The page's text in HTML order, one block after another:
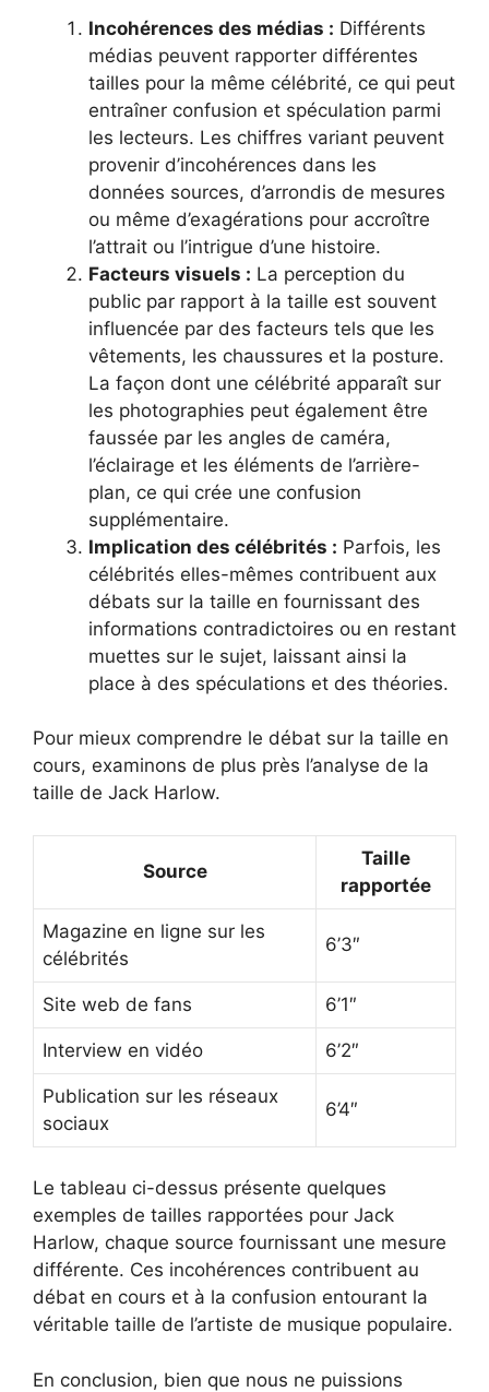
Incohérences des médias : Différents
médias peuvent rapporter différentes
tailles pour la même célébrité, ce qui peut
entraîner confusion et spéculation parmi
les lecteurs. Les chiffres variant peuvent
provenir d’incohérences dans les
données sources, d’arrondis de mesures
ou même d’exagérations pour accroître
l’attrait ou l’intrigue d’une histoire.
Facteurs visuels : La perception du
public par rapport à la taille est souvent
influencée par des facteurs tels que les
vêtements, les chaussures et la posture.
La façon dont une célébrité apparaît sur
les photographies peut également être
faussée par les angles de caméra,
l’éclairage et les éléments de l’arrière-
plan, ce qui crée une confusion
supplémentaire.
Implication des célébrités : Parfois, les
célébrités elles-mêmes contribuent aux
débats sur la taille en fournissant des
informations contradictoires ou en restant
muettes sur le sujet, laissant ainsi la
place à des spéculations et des théories.
Pour mieux comprendre le débat sur la taille en
cours, examinons de plus près l’analyse de la
taille de Jack Harlow.
Source
Taille
rapportée
Magazine en ligne sur les
célébrités
6’3″
Site web de fans 6’1″
Interview en vidéo 6’2″
Publication sur les réseaux
sociaux
6’4″
Le tableau ci-dessus présente quelques
exemples de tailles rapportées pour Jack
Harlow, chaque source fournissant une mesure
différente. Ces incohérences contribuent au
débat en cours et à la confusion entourant la
véritable taille de l’artiste de musique populaire.
En conclusion, bien que nous ne puissions